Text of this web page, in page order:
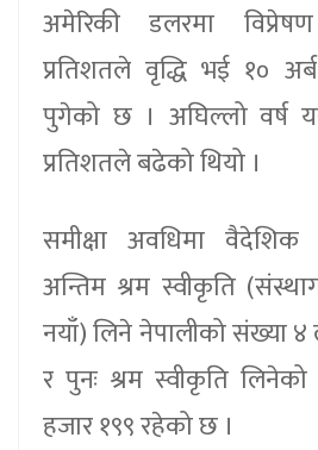
अमेरिकी डलरमा
प्रतिशतले वृद्धि भई १०
पुगेको छ । अघिल्लो वर्ष
प्रतिशतले बढेको थियो ।
समीक्षा अवधिमा वैदेशिक
अन्तिम श्रम स्वीकृति
नयाँ) लिने नेपालीको संख्या
र पुनः श्रम स्वीकृति
हजार १९९ रहेको छ ।